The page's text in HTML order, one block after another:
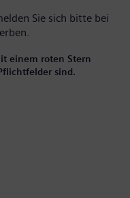
Sie sich bitte bei
einem roten Stern
sind.